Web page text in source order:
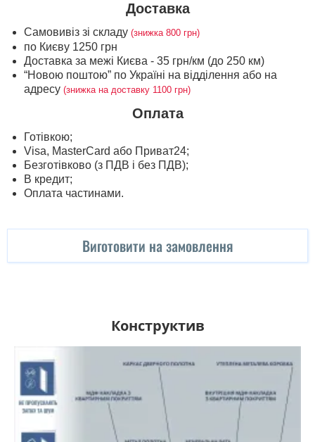
Доставка
Самовивіз зі складу (знижка 800 грн)
по Києву 1250 грн
Доставка за межі Києва - 35 грн/км (до 250 км)
“Новою поштою” по Україні на відділення або на
адресу (знижка на доставку 1100 грн)
Оплата
Готівкою;
Visa, MasterСard або Приват24;
Безготівково (з ПДВ і без ПДВ);
В кредит;
Оплата частинами.
Виготовити на замовлення
Конструктив